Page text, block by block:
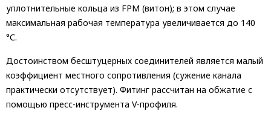
уплотнительные кольца из FPM (витон); в этом случае
максимальная рабочая температура увеличивается до 140
°С.
Достоинством бесштуцерных соединителей является малый
коэффициент местного сопротивления (сужение канала
практически отсутствует). Фитинг рассчитан на обжатие с
помощью пресс-инструмента V-профиля.